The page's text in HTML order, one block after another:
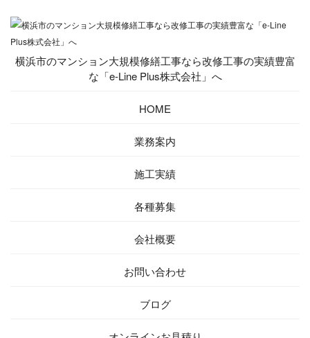
横浜市のマンション大規模修繕工事なら改修工事の実績豊富
な「e-Line Plus株式会社」へ
HOME
業務案内
施工実績
各種募集
会社概要
お問い合わせ
ブログ